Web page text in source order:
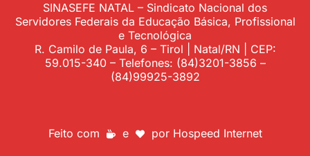
SINASEFE NATAL – Sindicato Nacional dos
Servidores Federais da Educação Básica, Profissional
e Tecnológica
R. Camilo de Paula, 6 – Tirol | Natal/RN | CEP:
59.015-340 – Telefones: (84)3201-3856 –
(84)99925-3892
Feito com e por Hospeed Internet